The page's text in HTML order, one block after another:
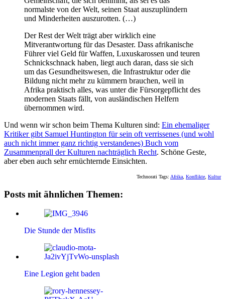
normalste von der Welt, seinen Staat auszuplündern
und Minderheiten auszurotten. (…)
Der Rest der Welt trägt aber wirklich eine
Mitverantwortung für das Desaster. Dass afrikanische
Führer viel Geld für Waffen, Luxuskarossen und teuren
Schnickschnack haben, liegt auch daran, dass sie sich
um das Gesundheitswesen, die Infrastruktur oder die
Bildung nicht mehr zu kümmern brauchen, weil in
Afrika praktisch alles, was unter die Fürsorgepflicht des
modernen Staats fällt, von ausländischen Helfern
übernommen wird.
Und wenn wir schon beim Thema Kulturen sind: Ein ehemaliger
Kritiker gibt Samuel Huntington für sein oft verrissenes (und wohl
auch nicht immer ganz richtig verstandenes) Buch vom
Zusammenprall der Kulturen nachträglich Recht. Schöne Geste,
aber eben auch sehr ernüchternde Einsichten.
Technorati Tags: Afrika Konflikte Kultur
Posts mit ähnlichen Themen:
Die Stunde der Misfits
Eine Legion geht baden